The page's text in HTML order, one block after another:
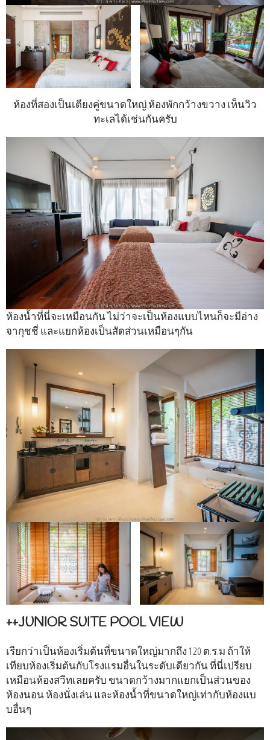
ห้องที่สองเป็นเตียงคู่ขนาดใหญ่ ห้องพักกว้างขวาง เห็นวิว
ทะเลได้เช่นกันครับ
ห้องน้ำที่นี่จะเหมือนกัน ไม่ว่าจะเป็นห้องแบบไหนก็จะมีอ่าง
จากุชชี่ และแยกห้องเป็นสัดส่วนเหมือนๆกัน
++JUNIOR SUITE POOL VIEW
เรียกว่าเป็นห้องเริ่มต้นที่ขนาดใหญ่มากถึง 120 ต.ร.ม ถ้าให้
เทียบห้องเริ่มต้นกับโรงแรมอื่นในระดับเดียวกัน ที่นี่เปรียบ
เหมือนห้องสวีทเลยครับ ขนาดกว้างมากแยกเป็นส่วนของ
ห้องนอน ห้องนั่งเล่น และห้องน้ำที่ขนาดใหญ่เท่ากับห้องแบ
บอื่นๆ